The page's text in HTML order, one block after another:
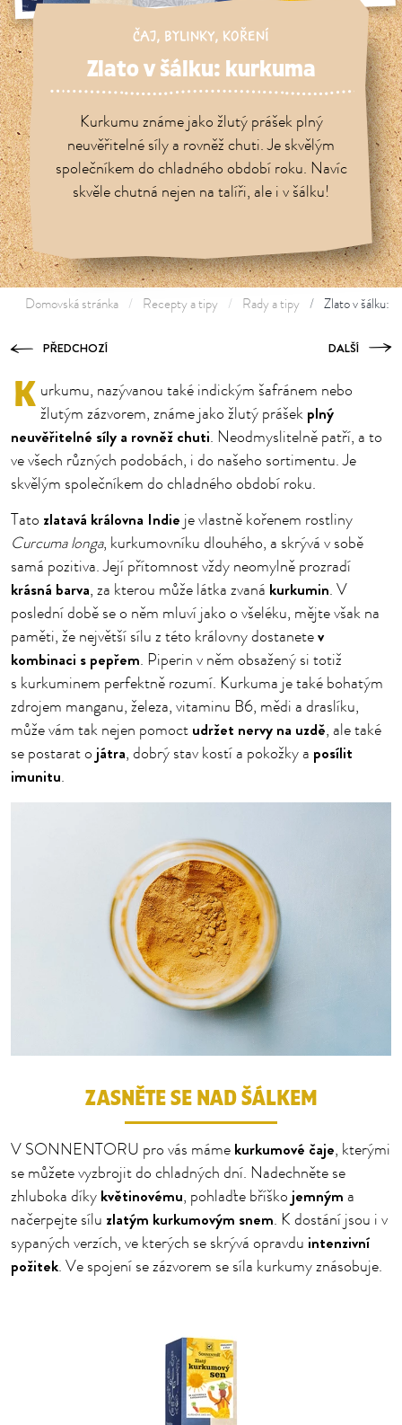
ČAJ, BYLINKY, KOŘENÍ
Zlato v šálku: kurkuma
Kurkumu známe jako žlutý prášek plný
neuvěřitelné síly a rovněž chuti. Je skvělým
společníkem do chladného období roku. Navíc
skvěle chutná nejen na talíři, ale i v šálku!
Domovská stránka Recepty a tipy Rady a tipy Zlato v šálku:
PŘEDCHOZÍ DALŠÍ
K urkumu, nazývanou také indickým šafránem nebo
žlutým zázvorem, známe jako žlutý prášek plný
neuvěřitelné síly a rovněž chuti. Neodmyslitelně patří, a to
ve všech různých podobách, i do našeho sortimentu. Je
skvělým společníkem do chladného období roku.
Tato zlatavá královna Indie je vlastně kořenem rostliny
Curcuma longa, kurkumovníku dlouhého, a skrývá v sobě
samá pozitiva. Její přítomnost vždy neomylně prozradí
krásná barva, za kterou může látka zvaná kurkumin. V
poslední době se o něm mluví jako o všeléku, mějte však na
paměti, že největší sílu z této královny dostanetev
kombinaci s pepřem. Piperin v něm obsažený si totiž
s kurkuminem perfektně rozumí. Kurkuma je také bohatým
zdrojem manganu, železa, vitaminu B6, mědi a draslíku,
může vám tak nejen pomoct udržet nervy na uzdě, ale také
se postarat o játra, dobrý stav kostí a pokožky a posílit
imunitu.
ZASNĚTE SE NAD ŠÁLKEM
V SONNENTORU pro vás máme kurkumové čaje, kterými
se můžete vyzbrojit do chladných dní. Nadechněte se
zhluboka díky květinovému, pohlaďte bříško jemným a
načerpejte sílu zlatým kurkumovým snem. K dostání jsou i v
sypaných verzích, ve kterých se skrývá opravdu intenzivní
požitek. Ve spojení se zázvorem se síla kurkumy znásobuje.